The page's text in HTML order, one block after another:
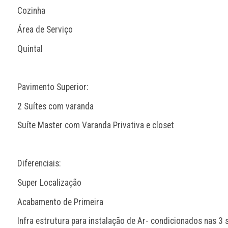
Cozinha
Área de Serviço
Quintal
Pavimento Superior:
2 Suítes com varanda
Suíte Master com Varanda Privativa e closet
Diferenciais:
Super Localização
Acabamento de Primeira
Infra estrutura para instalação de Ar- condicionados nas 3